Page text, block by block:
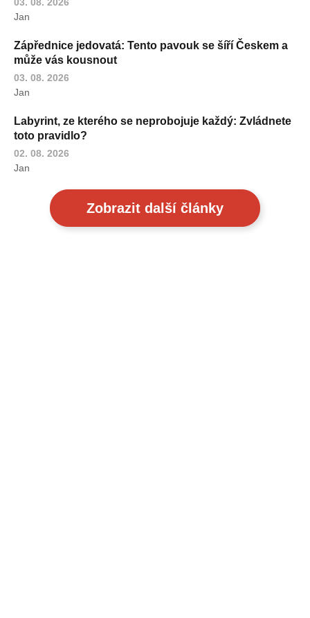
Jan
Zápřednice jedovatá: Tento pavouk se šíří Českem a
může vás kousnout
03. 08. 2026
Jan
Labyrint, ze kterého se neprobojuje každý: Zvládnete
toto pravidlo?
02. 08. 2026
Jan
Zobrazit další články